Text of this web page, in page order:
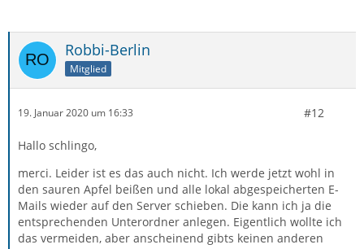
Robbi-Berlin
Mitglied
19. Januar 2020 um 16:33 #12
Hallo schlingo,
merci. Leider ist es das auch nicht. Ich werde jetzt wohl in
den sauren Apfel beißen und alle lokal abgespeicherten E-
Mails wieder auf den Server schieben. Die kann ich ja die
entsprechenden Unterordner anlegen. Eigentlich wollte ich
das vermeiden, aber anscheinend gibts keinen anderen